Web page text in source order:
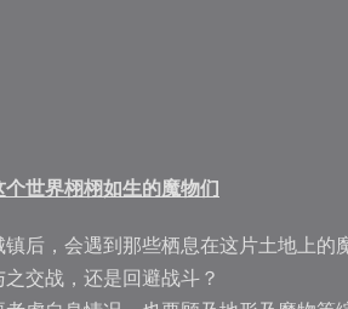
个世界栩栩如生的魔物们
镇后，会遇到那些栖息在这片土地上的
之交战，还是回避战斗？